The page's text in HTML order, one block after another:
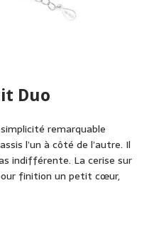
Duo
remarquable
l’un à côté de l’autre. Il
indifférente. La cerise sur
finition un petit cœur,